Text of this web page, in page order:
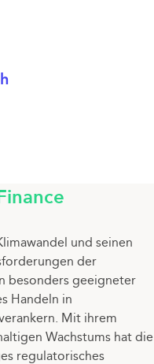
und seinen
der
besonders geeigneter
Handeln in
Mit ihrem
Wachstums hat die
regulatorisches